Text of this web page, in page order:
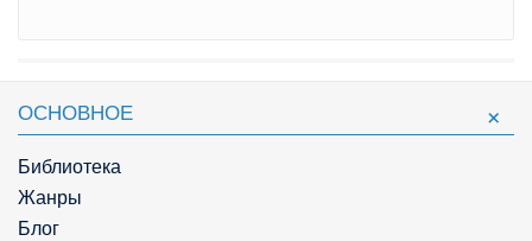
ОСНОВНОЕ
Библиотека
Жанры
Блог